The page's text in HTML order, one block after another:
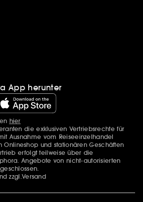
App herunter
hier
die exklusiven Vertriebsrechte für
Ausnahme vom Reiseeinzelhandel
und stationären Geschäften
erfolgt teilweise über die
Angebote von nicht-autorisierten
zzgl.Versand